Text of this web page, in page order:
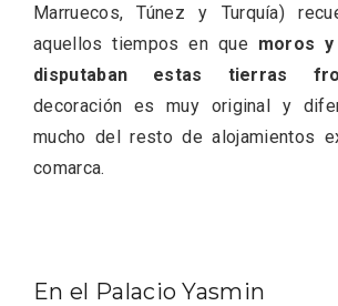
Marruecos, Túnez y Turquía)
aquellos tiempos en que moros
disputaban estas tierras
decoración es muy original y
mucho del resto de alojamientos
comarca.
En el Palacio Yasmin